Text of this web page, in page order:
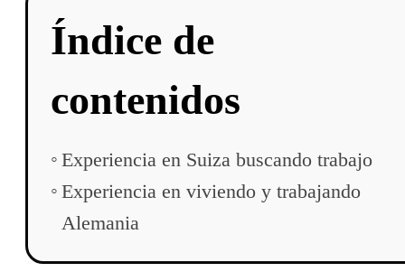
Índice de
contenidos
Experiencia en Suiza buscando trabajo
Experiencia en viviendo y trabajando
Alemania